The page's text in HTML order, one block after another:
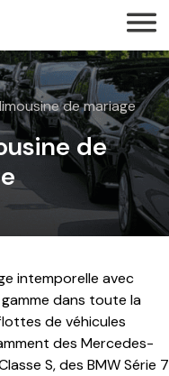
de mariage
de
intemporelle avec
dans toute la
de véhicules
des Mercedes-
S, des BMW Série 7